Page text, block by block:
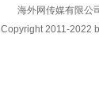
海外网传媒有限公
Copyright2011-2022